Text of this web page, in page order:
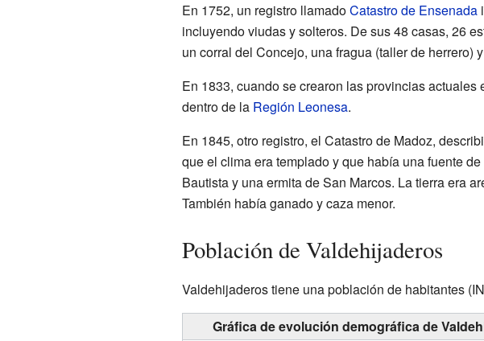
En 1752, un registro llamadoCatastro de Ensenada
incluyendo viudas y solteros. De sus 48 casas, 26
un corral del Concejo, una fragua (taller de herrero)
En 1833, cuando se crearon las provincias
dentro de la Región Leonesa.
En 1845, otro registro, el Catastro de Madoz,
que el clima era templado y que había una fuente
Bautista y una ermita de San Marcos. La tierra era
También había ganado y caza menor.
Población de Valdehijaderos
Valdehijaderos tiene una población de habitantes
Gráfica de evolución demográfica de